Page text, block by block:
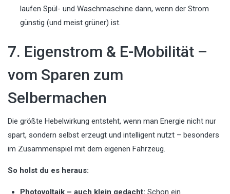
laufen Spül- und Waschmaschine dann, wenn der Strom
günstig (und meist grüner) ist.
7. Eigenstrom & E-Mobilität –
vom Sparen zum
Selbermachen
Die größte Hebelwirkung entsteht, wenn man Energie nicht nur
spart, sondern selbst erzeugt und intelligent nutzt – besonders
im Zusammenspiel mit dem eigenen Fahrzeug.
So holst du es heraus:
Photovoltaik – auch klein gedacht: Schon ein